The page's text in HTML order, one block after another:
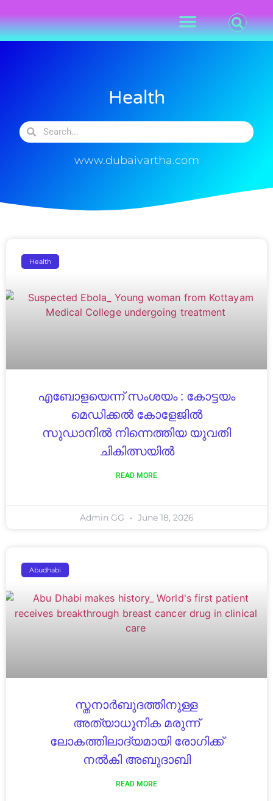
Health
www.dubaivartha.com
Health
എബോളയെന്ന് സംശയം : കോട്ടയം
മെഡിക്കൽ കോളേജിൽ
സുഡാനിൽ നിന്നെത്തിയ യുവതി
ചികിത്സയിൽ
READ MORE
Admin GG June 18, 2026
Abudhabi
സ്തനാർബുദത്തിനുള്ള
അത്യാധുനിക മരുന്ന്
ലോകത്തിലാദ്യമായി രോഗിക്ക്
നൽകി അബുദാബി
READ MORE